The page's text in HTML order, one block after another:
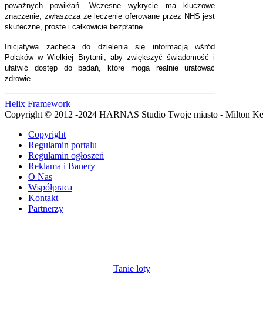
poważnych powikłań. Wczesne wykrycie ma kluczowe
znaczenie, zwłaszcza że leczenie oferowane przez NHS jest
skuteczne, proste i całkowicie bezpłatne.
Inicjatywa zachęca do dzielenia się informacją wśród
Polaków w Wielkiej Brytanii, aby zwiększyć świadomość i
ułatwić dostęp do badań, które mogą realnie uratować
zdrowie.
Helix Framework
Copyright © 2012 -2024 HARNAS Studio Twoje miasto - Milton
Copyright
Regulamin portalu
Regulamin ogłoszeń
Reklama i Banery
O Nas
Współpraca
Kontakt
Partnerzy
Tanie loty